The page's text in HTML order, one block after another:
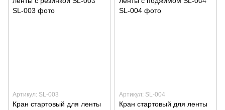
Артикул: SL-003
Кран стартовый для ленты
Артикул: SL-004
Кран стартовый для ленты